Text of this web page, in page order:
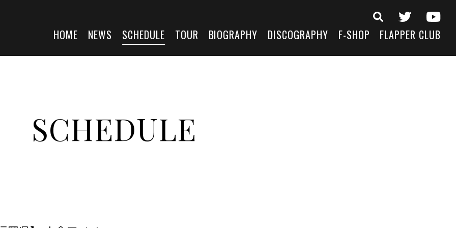
HOME NEWS SCHEDULE TOUR BIOGRAPHY DISCOGRAPHY F-SHOP FLAPPER CLUB
SCHEDULE